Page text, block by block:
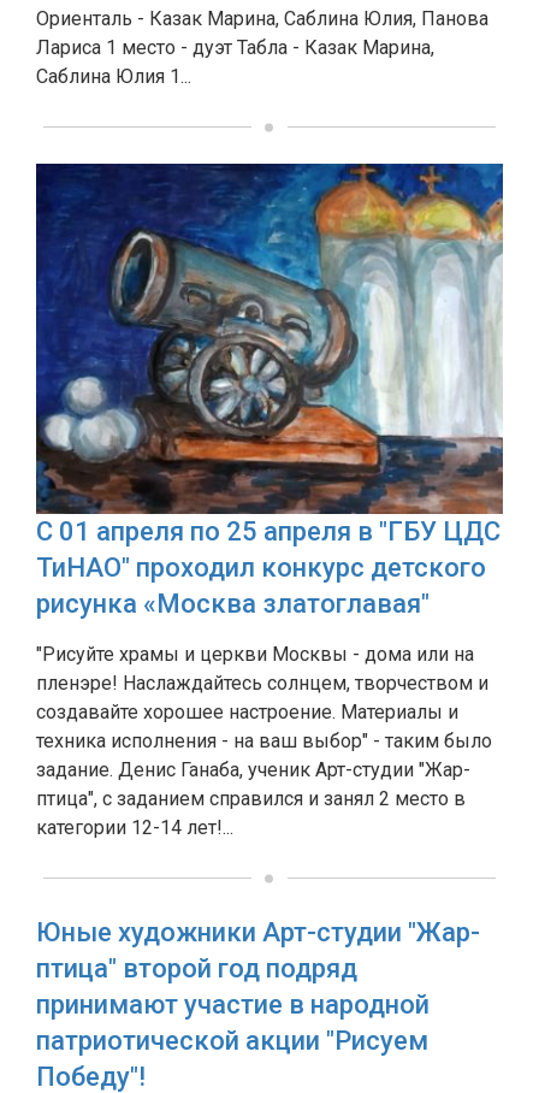
Ориенталь - Казак Марина, Саблина Юлия, Панова
Лариса 1 место - дуэт Табла - Казак Марина,
Саблина Юлия 1...
С 01 апреля по 25 апреля в "ГБУ ЦДС
ТиНАО" проходил конкурс детского
рисунка «Москва златоглавая"
"Рисуйте храмы и церкви Москвы - дома или на
пленэре! Наслаждайтесь солнцем, творчеством и
создавайте хорошее настроение. Материалы и
техника исполнения - на ваш выбор" - таким было
задание. Денис Ганаба, ученик Арт-студии "Жар-
птица", с заданием справился и занял 2 место в
категории 12-14 лет!...
Юные художники Арт-студии "Жар-
птица" второй год подряд
принимают участие в народной
патриотической акции "Рисуем
Победу"!